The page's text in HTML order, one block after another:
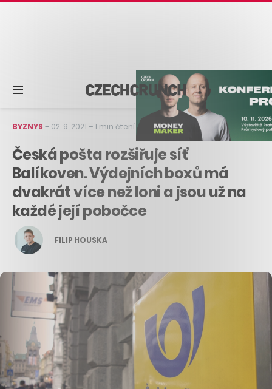
BYZNYS – 02. 9. 2021 –1 min čtení
Česká pošta rozšiřuje síť
Balíkoven. Výdejních boxů má
dvakrát více než loni a jsou už na
každé její pobočce
FILIP HOUSKA